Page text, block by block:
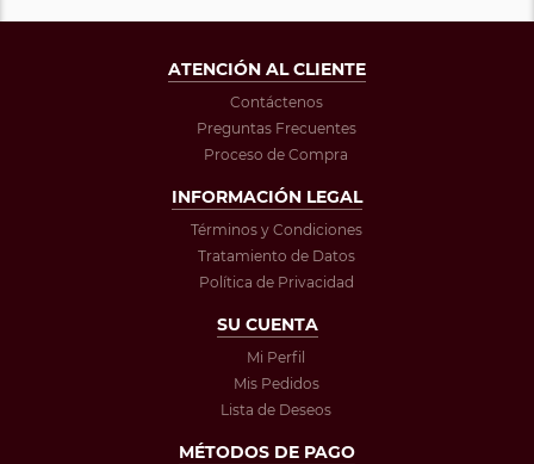
ATENCIÓN AL CLIENTE
Contáctenos
Preguntas Frecuentes
Proceso de Compra
INFORMACIÓN LEGAL
Términos y Condiciones
Tratamiento de Datos
Política de Privacidad
SU CUENTA
Mi Perfil
Mis Pedidos
Lista de Deseos
MÉTODOS DE PAGO